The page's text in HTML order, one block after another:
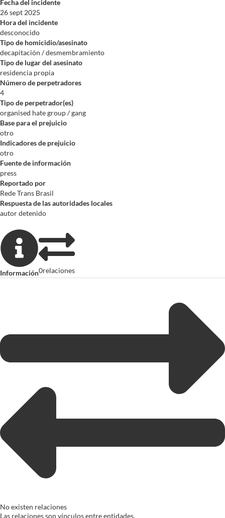
Fecha del incidente
26 sept 2025
Hora del incidente
desconocido
Tipo de homicidio/asesinato
decapitación / desmembramiento
Tipo de lugar del asesinato
residencia propia
Número de perpetradores
4
Tipo de perpetrador(es)
organised hate group / gang
Base para el prejuicio
otro
Indicadores de prejuicio
otro
Fuente de información
press
Reportado por
Rede Trans Brasil
Respuesta de las autoridades locales
autor detenido
Información0relaciones
No existen relaciones
Las relaciones son vínculos entre entidades.